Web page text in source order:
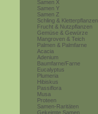
Samen X
Samen Y
Samen Z
Schling & Kletterpflanzen
Frucht & Nutzpflanzen
Gemüse & Gewürze
Mangroven & Teich
Palmen & Palmfarne
Acacia
Adenium
Baumfarne/Farne
Eucalyptus
Plumeria
Hibiskus
Passiflora
Musa
Proteen
Samen-Raritäten
Gekeimte Samen